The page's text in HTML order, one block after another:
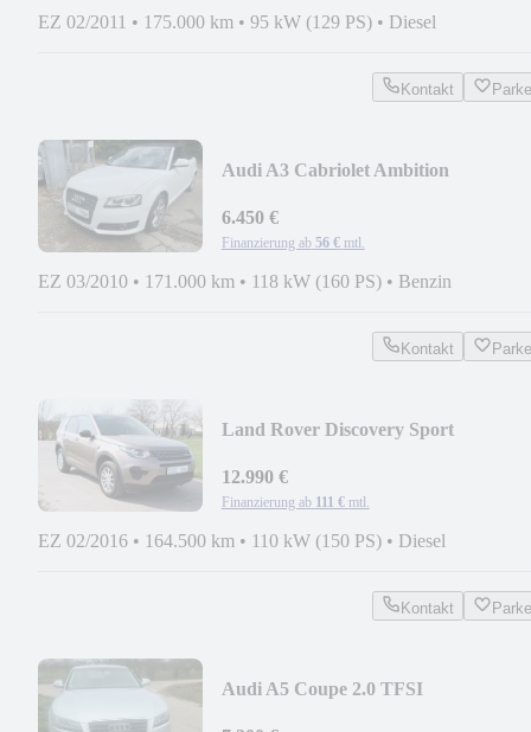
EZ 02/2011 • 175.000 km • 95 kW (129 PS) • Diesel
Kontakt
Audi A3 Cabriolet Ambition
6.450 €
Finanzierung ab 56 € mtl.
EZ 03/2010 • 171.000 km • 118 kW (160 PS) • Benzin
Kontakt
Land Rover Discovery Sport
12.990 €
Finanzierung ab 111 € mtl.
EZ 02/2016 • 164.500 km • 110 kW (150 PS) • Diesel
Kontakt
Audi A5 Coupe 2.0 TFSI